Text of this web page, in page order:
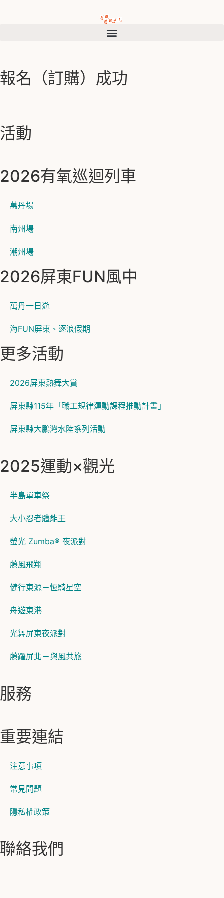
報名（訂購）成功
活動
2026有氧巡迴列車
萬丹場
南州場
潮州場
2026屏東FUN風中
萬丹一日遊
海FUN屏東、逐浪假期
更多活動
2026屏東熱舞大賞
屏東縣115年「職工規律運動課程推動計畫」
屏東縣大鵬灣水陸系列活動
2025運動×觀光
半島單車祭
大小忍者體能王
螢光 Zumba® 夜派對
藤風飛翔
健行東源－恆騎星空
舟遊東港
光舞屏東夜派對
藤躍屏北－與風共旅
服務
重要連結
注意事項
常見問題
隱私權政策
聯絡我們